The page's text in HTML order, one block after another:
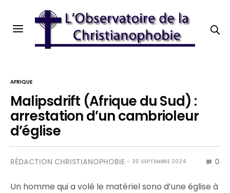
AFRIQUE
Malipsdrift (Afrique du Sud) :
arrestation d’un cambrioleur
d’église
RÉDACTION CHRISTIANOPHOBIE 30 SEPTEMBRE 2024 0
Un homme qui a volé le matériel sono d’une église à